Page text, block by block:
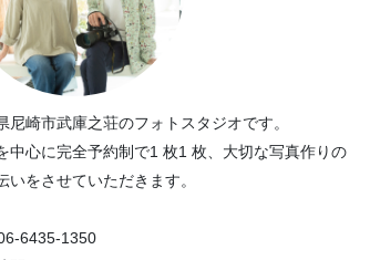
尼崎市武庫之荘のフォトスタジオです。
中心に完全予約制で1 枚1 枚、大切な写真作りの
いをさせていただきます。
6435-1350